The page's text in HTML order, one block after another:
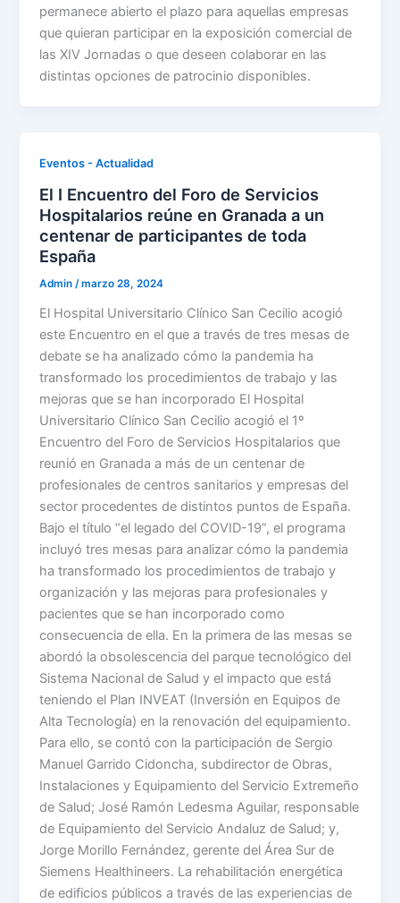
permanece abierto el plazo para aquellas empresas
que quieran participar en la exposición comercial de
las XIV Jornadas o que deseen colaborar en las
distintas opciones de patrocinio disponibles.
Eventos - Actualidad
El I Encuentro del Foro de Servicios
Hospitalarios reúne en Granada a un
centenar de participantes de toda
España
Admin/marzo 28, 2024
El Hospital Universitario Clínico San Cecilio acogió
este Encuentro en el que a través de tres mesas de
debate se ha analizado cómo la pandemia ha
transformado los procedimientos de trabajo y las
mejoras que se han incorporado El Hospital
Universitario Clínico San Cecilio acogió el 1º
Encuentro del Foro de Servicios Hospitalarios que
reunió en Granada a más de un centenar de
profesionales de centros sanitarios y empresas del
sector procedentes de distintos puntos de España.
Bajo el título “el legado del COVID-19”, el programa
incluyó tres mesas para analizar cómo la pandemia
ha transformado los procedimientos de trabajo y
organización y las mejoras para profesionales y
pacientes que se han incorporado como
consecuencia de ella. En la primera de las mesas se
abordó la obsolescencia del parque tecnológico del
Sistema Nacional de Salud y el impacto que está
teniendo el Plan INVEAT (Inversión en Equipos de
Alta Tecnología) en la renovación del equipamiento.
Para ello, se contó con la participación de Sergio
Manuel Garrido Cidoncha, subdirector de Obras,
Instalaciones y Equipamiento del Servicio Extremeño
de Salud; José Ramón Ledesma Aguilar, responsable
de Equipamiento del Servicio Andaluz de Salud; y,
Jorge Morillo Fernández, gerente del Área Sur de
Siemens Healthineers. La rehabilitación energética
de edificios públicos a través de las experiencias de